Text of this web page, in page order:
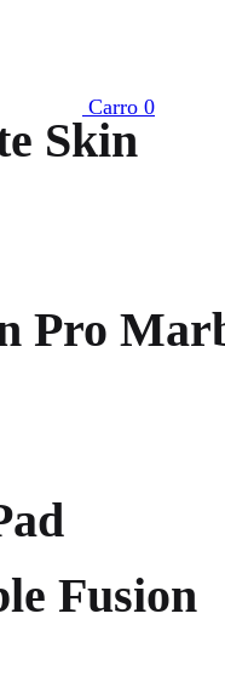
Carro 0
Skin
Pro
Fusion